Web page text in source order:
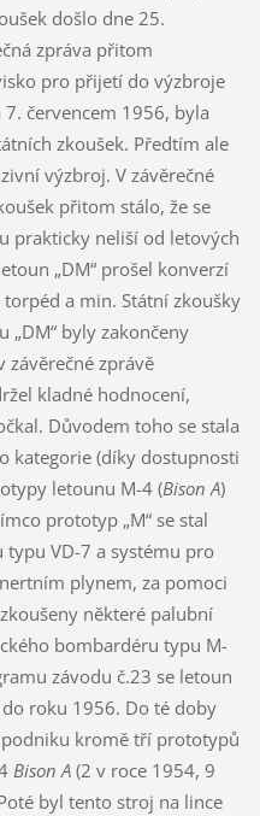
došlo dne 25.
zpráva přitom
pro přijetí do výzbroje
7. červencem 1956, byla
zkoušek. Předtím ale
výzbroj. V závěrečné
přitom stálo, že se
prakticky neliší od letových
„DM“ prošel konverzí
a min. Státní zkoušky
byly zakončeny
závěrečné zprávě
kladné hodnocení,
Důvodem toho se stala
kategorie (díky dostupnosti
letounu M-4 (Bison A)
prototyp „M“ se stal
VD-7 a systému pro
plynem, za pomoci
některé palubní
bombardéru typu M-
závodu č.23 se letoun
roku 1956. Do té doby
kromě tří prototypů
Bison A(2 v roce 1954, 9
byl tento stroj na lince